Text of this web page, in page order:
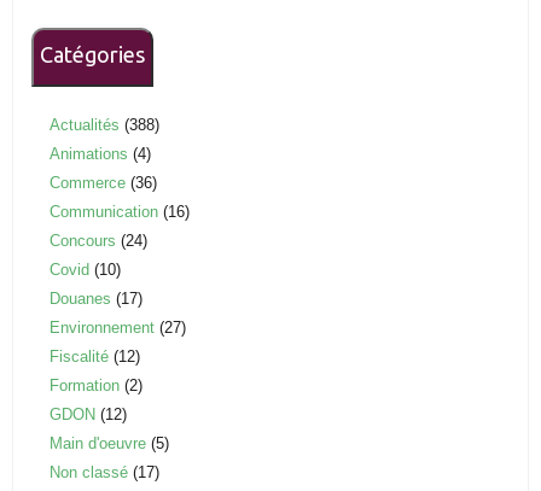
Catégories
Actualités (388)
Animations (4)
Commerce (36)
Communication (16)
Concours (24)
Covid (10)
Douanes (17)
Environnement (27)
Fiscalité (12)
Formation (2)
GDON (12)
Main d'oeuvre (5)
Non classé (17)